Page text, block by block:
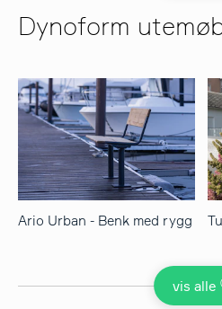
Dynoform
vis alle
Ario Urban - Benk med rygg